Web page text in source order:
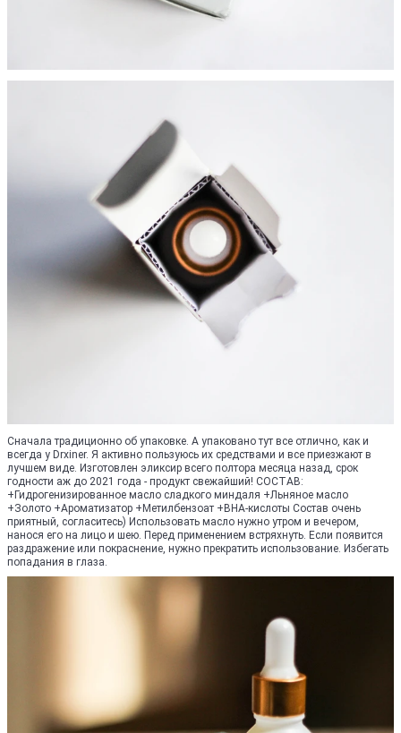
Сначала традиционно об упаковке. А упаковано тут все отлично, как и
всегда у Drxiner. Я активно пользуюсь их средствами и все приезжают в
лучшем виде. Изготовлен эликсир всего полтора месяца назад, срок
годности аж до 2021 года - продукт свежайший! СОСТАВ:
+Гидрогенизированное масло сладкого миндаля +Льняное масло
+Золото +Ароматизатор +Метилбензоат +BHA-кислоты Состав очень
приятный, согласитесь) Использовать масло нужно утром и вечером,
нанося его на лицо и шею. Перед применением встряхнуть. Если появится
раздражение или покраснение, нужно прекратить использование. Избегать
попадания в глаза.